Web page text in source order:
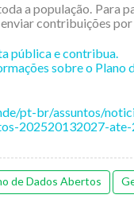
a população. Para
contribuições
pública e contribua.
sobre o Plano
pt-br/assuntos/
202520132027-
de Dados Abertos